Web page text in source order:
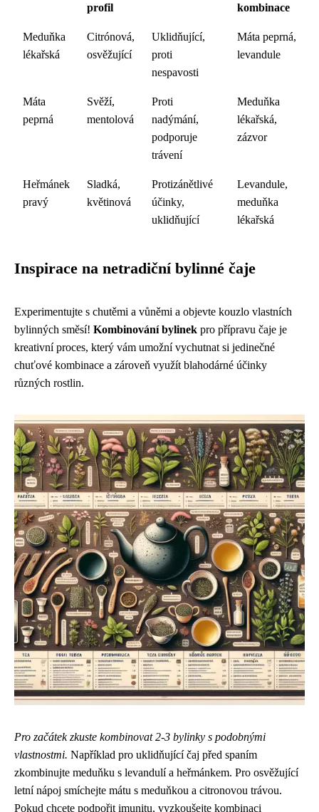
profil
kombinace
Meduňka
lékařská
Citrónová,
osvěžující
Uklidňující,
proti
nespavosti
Máta peprná,
levandule
Máta
peprná
Svěží,
mentolová
Proti
nadýmání,
podporuje
trávení
Meduňka
lékařská,
zázvor
Heřmánek
pravý
Sladká,
květinová
Protizánětlivé
účinky,
uklidňující
Levandule,
meduňka
lékařská
Inspirace na netradiční bylinné čaje
Experimentujte s chutěmi a vůněmi a objevte kouzlo vlastních
bylinných směsí! Kombinování bylinek pro přípravu čaje je
kreativní proces, který vám umožní vychutnat si jedinečné
chuťové kombinace a zároveň využít blahodárné účinky
různých rostlin.
Pro začátek zkuste kombinovat 2-3 bylinky s podobnými
vlastnostmi. Například pro uklidňující čaj před spaním
zkombinujte meduňku s levandulí a heřmánkem. Pro osvěžující
letní nápoj smíchejte mátu s meduňkou a citronovou trávou.
Pokud chcete podpořit imunitu, vyzkoušejte kombinaci